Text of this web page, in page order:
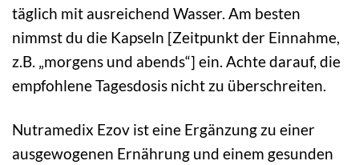
täglich mit ausreichend Wasser. Am besten
nimmst du die Kapseln [Zeitpunkt der Einnahme,
z.B. „morgens und abends“] ein. Achte darauf, die
empfohlene Tagesdosis nicht zu überschreiten.
Nutramedix Ezov ist eine Ergänzung zu einer
ausgewogenen Ernährung und einem gesunden